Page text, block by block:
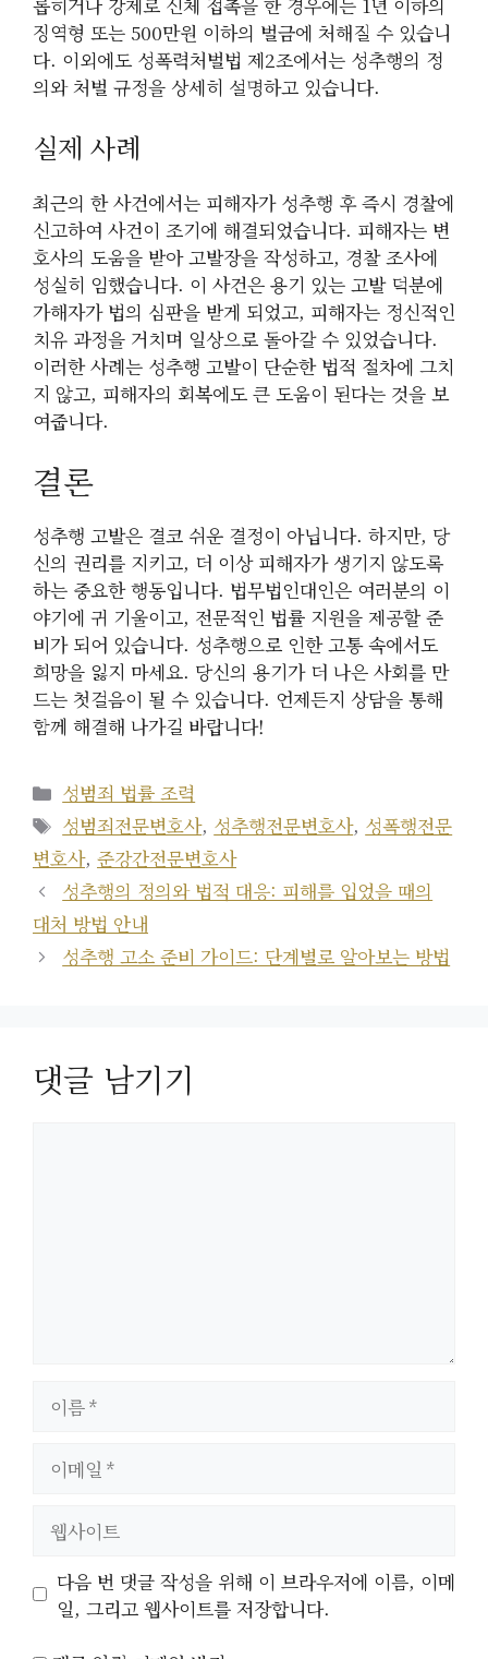
징역형 또는 500만원 이하의 벌금에 처해질 수 있습니
다. 이외에도 성폭력처벌법 제2조에서는 성추행의 정
의와 처벌 규정을 상세히 설명하고 있습니다.
실제 사례
최근의 한 사건에서는 피해자가 성추행 후 즉시 경찰에
신고하여 사건이 조기에 해결되었습니다. 피해자는 변
호사의 도움을 받아 고발장을 작성하고, 경찰 조사에
성실히 임했습니다. 이 사건은 용기 있는 고발 덕분에
가해자가 법의 심판을 받게 되었고, 피해자는 정신적인
치유 과정을 거치며 일상으로 돌아갈 수 있었습니다.
이러한 사례는 성추행 고발이 단순한 법적 절차에 그치
지 않고, 피해자의 회복에도 큰 도움이 된다는 것을 보
여줍니다.
결론
성추행 고발은 결코 쉬운 결정이 아닙니다. 하지만, 당
신의 권리를 지키고, 더 이상 피해자가 생기지 않도록
하는 중요한 행동입니다. 법무법인대인은 여러분의 이
야기에 귀 기울이고, 전문적인 법률 지원을 제공할 준
비가 되어 있습니다. 성추행으로 인한 고통 속에서도
희망을 잃지 마세요. 당신의 용기가 더 나은 사회를 만
드는 첫걸음이 될 수 있습니다. 언제든지 상담을 통해
함께 해결해 나가길 바랍니다!
카
테
고
리
성범죄 법률 조력
태
그
성범죄전문변호사, 성추행전문변호사, 성폭행전문
변호사, 준강간전문변호사
성추행의 정의와 법적 대응: 피해를 입었을 때의
대처 방법 안내
성추행 고소 준비 가이드: 단계별로 알아보는 방법
댓글 남기기
트
다음 번 댓글 작성을 위해 이 브라우저에 이름, 이메
일, 그리고 웹사이트를 저장합니다.